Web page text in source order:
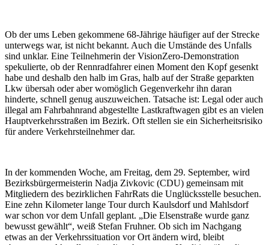
Ob der ums Leben gekommene 68-Jährige häufiger auf der Strecke
unterwegs war, ist nicht bekannt. Auch die Umstände des Unfalls
sind unklar. Eine Teilnehmerin der VisionZero-Demonstration
spekulierte, ob der Rennradfahrer einen Moment den Kopf gesenkt
habe und deshalb den halb im Gras, halb auf der Straße geparkten
Lkw übersah oder aber womöglich Gegenverkehr ihn daran
hinderte, schnell genug auszuweichen. Tatsache ist: Legal oder auch
illegal am Fahrbahnrand abgestellte Lastkraftwagen gibt es an vielen
Hauptverkehrsstraßen im Bezirk. Oft stellen sie ein Sicherheitsrisiko
für andere Verkehrsteilnehmer dar.
In der kommenden Woche, am Freitag, dem 29. September, wird
Bezirksbürgermeisterin Nadja Zivkovic (CDU) gemeinsam mit
Mitgliedern des bezirklichen FahrRats die Unglücksstelle besuchen.
Eine zehn Kilometer lange Tour durch Kaulsdorf und Mahlsdorf
war schon vor dem Unfall geplant. „Die Elsenstraße wurde ganz
bewusst gewählt“, weiß Stefan Fruhner. Ob sich im Nachgang
etwas an der Verkehrssituation vor Ort ändern wird, bleibt